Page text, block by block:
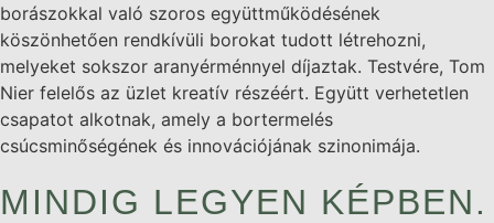
borászokkal való szoros együttműködésének
köszönhetően rendkívüli borokat tudott létrehozni,
melyeket sokszor aranyérménnyel díjaztak. Testvére, Tom
Nier felelős az üzlet kreatív részéért. Együtt verhetetlen
csapatot alkotnak, amely a bortermelés
csúcsminőségének és innovációjának szinonimája.
MINDIG LEGYEN KÉPBEN.